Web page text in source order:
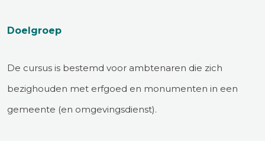
Doelgroep
De cursus is bestemd voor ambtenaren die zich
bezighouden met erfgoed en monumenten in een
gemeente (en omgevingsdienst).